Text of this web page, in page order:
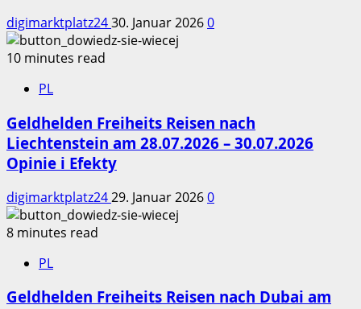
digimarktplatz2430. Januar 20260
10 minutes read
PL
Geldhelden Freiheits Reisen nach
Liechtenstein am 28.07.2026 – 30.07.2026
Opinie i Efekty
digimarktplatz2429. Januar 20260
8 minutes read
PL
Geldhelden Freiheits Reisen nach Dubai am